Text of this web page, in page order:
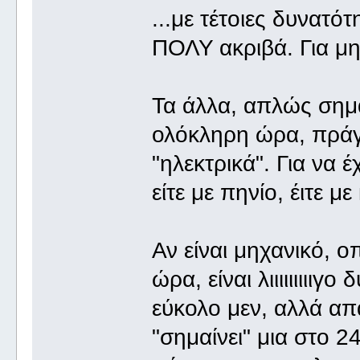
...με τέτοιες
ΠΟΛΥ ακριβά. Για
Τα άλλα, απλώς
ολόκληρη ώρα,
"ηλεκτρικά". Για να
είτε με πηνίο, έιτε
Αν είναι μηχανικό,
ώρα, είναι
εύκολο μεν, αλλά
"σημαίνει" μια στο